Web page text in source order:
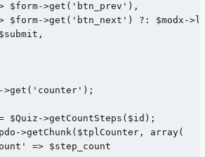
$form->get('btn_prev'),
$form->get('btn_next') ?: $modx-
>get('counter');
$Quiz->getCountSteps($id);
>getChunk($tplCounter, array(
=> $step_count